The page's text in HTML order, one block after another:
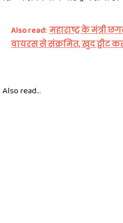
Also read: महाराष्ट्र के मंत्री
वायरस से संक्रमित, खुद ट्वीट
Also read...